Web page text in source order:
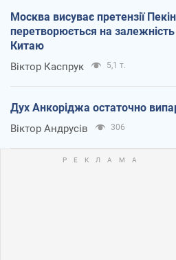
Москва висуває претензії
перетворюється на залежність
Китаю
Віктор Каспрук 5,1 т.
Дух Анкоріджа остаточно
Віктор Андрусів 306